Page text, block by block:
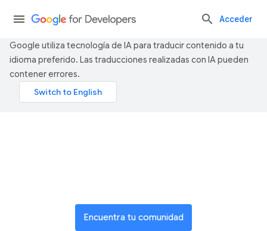
Acceder
Google utiliza tecnología de IA para traducir contenido a tu
idioma preferido. Las traducciones realizadas con IA pueden
contener errores.
Encuentra tu comunidad